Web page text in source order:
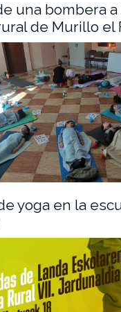
una bombera a
de Murillo el
yoga en la